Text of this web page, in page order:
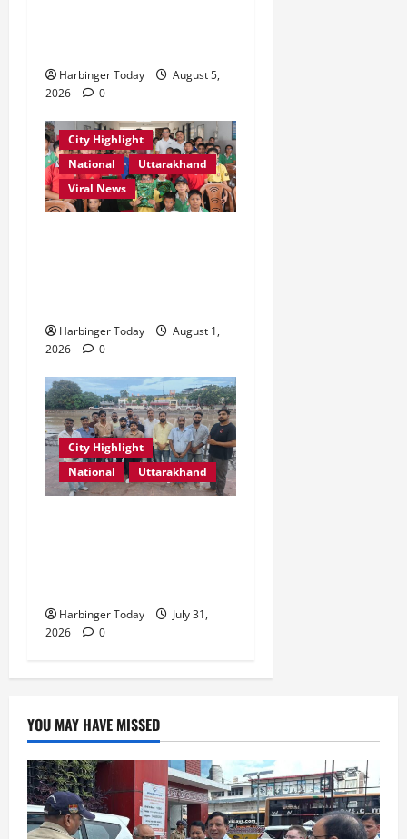
Harbinger Today
August 5,
2026
0
City Highlight
National
Uttarakhand
Viral News
Harbinger Today
August 1,
2026
0
City Highlight
National
Uttarakhand
Harbinger Today
July 31,
2026
0
YOU MAY HAVE MISSED